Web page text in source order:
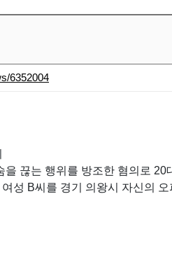
6352004
끊는 행위를 방조한 혐의로
성 B씨를 경기 의왕시 자신의